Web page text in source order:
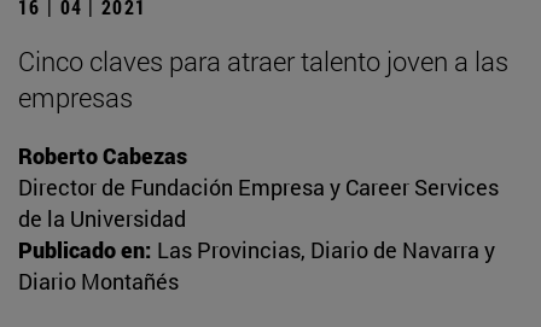
16 | 04 | 2021
Cinco claves para atraer talento joven a las
empresas
Roberto Cabezas
Director de Fundación Empresa y Career Services
de la Universidad
Publicado en: Las Provincias, Diario de Navarra y
Diario Montañés